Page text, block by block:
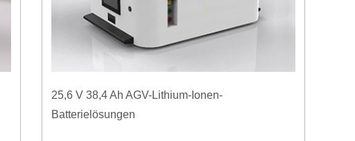
25,6 V 38,4 Ah AGV-Lithium-Ionen-
Batterielösungen